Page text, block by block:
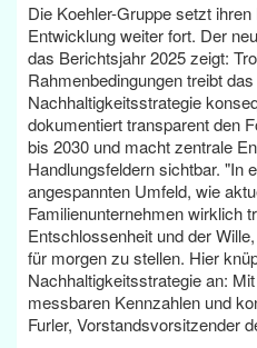
Die Koehler-Gruppe setzt
Entwicklung weiter fort. Der
das Berichtsjahr 2025 zeigt:
Rahmenbedingungen treibt
Nachhaltigkeitsstrategie
dokumentiert transparent den
bis 2030 und macht zentrale
Handlungsfeldern sichtbar. "In
angespannten Umfeld, wie
Familienunternehmen wirklich
Entschlossenheit und der
für morgen zu stellen. Hier
Nachhaltigkeitsstrategie an:
messbaren Kennzahlen und
Furler, Vorstandsvorsitzender